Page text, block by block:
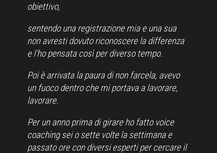
obiettivo,
sentendo una registrazione mia e una sua
non avresti dovuto riconoscere la differenza
e l’ho pensata così per diverso tempo.
Poi è arrivata la paura di non farcela, avevo
un fuoco dentro che mi portava a lavorare,
lavorare.
Per un anno prima di girare ho fatto voice
coaching sei o sette volte la settimana e
passato ore con diversi esperti per cercare il